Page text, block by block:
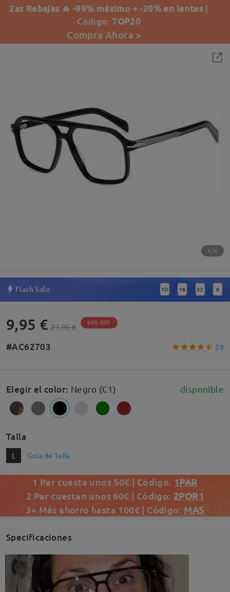
2as Rebajas 🔥 -99% máximo + -20% en lentes |
Código:TOP20
Compra Ahora >
1/6
Flash Sale 1 D : 18 : 32 : 6
9,95 € 27,95 € 64% OFF
#AC62703 28
Elegir el color: Negro (C1) disponible
Talla
L Guía de Talla
1 Par cuesta unos 50€ | Código: 1PAR
2 Par cuestan unos 60€ | Código: 2POR1
3+ Más ahorro hasta 100€ | Código: MAS
Specificaciones